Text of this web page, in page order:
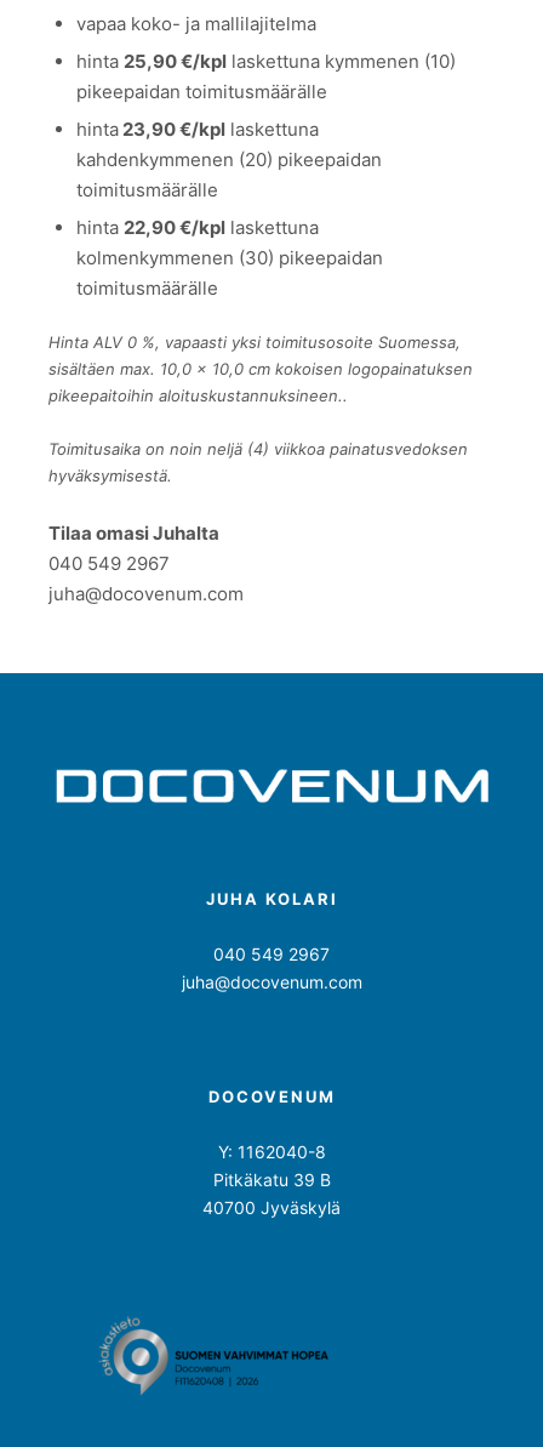
vapaa koko- ja mallilajitelma
hinta 25,90 €/kpllaskettuna kymmenen (10)
pikeepaidan toimitusmäärälle
hinta23,90 €/kpllaskettuna
kahdenkymmenen (20) pikeepaidan
toimitusmäärälle
hinta 22,90 €/kpllaskettuna
kolmenkymmenen (30) pikeepaidan
toimitusmäärälle
Hinta ALV 0 %, vapaasti yksi toimitusosoite Suomessa,
sisältäen max. 10,0 x 10,0 cm kokoisen logopainatuksen
pikeepaitoihin aloituskustannuksineen..
Toimitusaika on noin neljä (4) viikkoa painatusvedoksen
hyväksymisestä.
Tilaa omasi Juhalta
040 549 2967
juha@docovenum.com
JUHA KOLARI
040 549 2967
juha@docovenum.com
DOCOVENUM
Y: 1162040-8
Pitkäkatu 39 B
40700 Jyväskylä